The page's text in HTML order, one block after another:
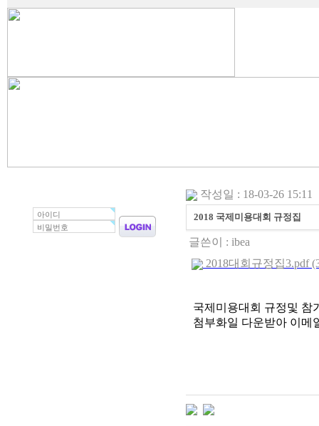
작성일 : 18-03-26 15:11
2018 국제미용대회 규정집
글쓴이 : ibea
2018대회규정집3.pdf
국제미용대회 규정및 참
첨부화일 다운받아 이메